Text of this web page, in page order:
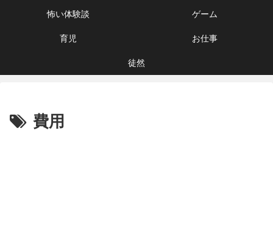
怖い体験談 ゲーム
育児 お仕事
徒然
費用